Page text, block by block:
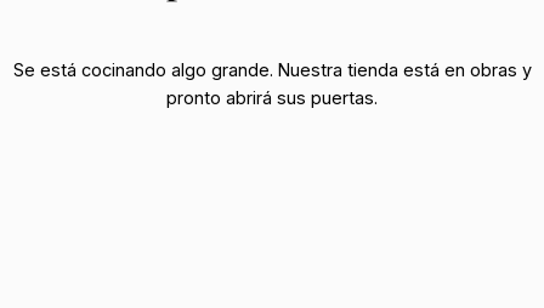
Se está cocinando algo grande. Nuestra tienda está en obras y
pronto abrirá sus puertas.